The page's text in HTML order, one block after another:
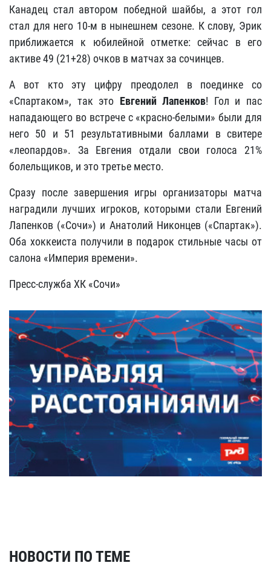
Канадец стал автором победной шайбы, а этот гол
стал для него 10-м в нынешнем сезоне. К слову, Эрик
приближается к юбилейной отметке: сейчас в его
активе 49 (21+28) очков в матчах за сочинцев.
А вот кто эту цифру преодолел в поединке со
«Спартаком», так это Евгений Лапенков! Гол и пас
нападающего во встрече с «красно-белыми» были для
него 50 и 51 результативными баллами в свитере
«леопардов». За Евгения отдали свои голоса 21%
болельщиков, и это третье место.
Сразу после завершения игры организаторы матча
наградили лучших игроков, которыми стали Евгений
Лапенков («Сочи») и Анатолий Никонцев («Спартак»).
Оба хоккеиста получили в подарок стильные часы от
салона «Империя времени».
Пресс-служба ХК «Сочи»
НОВОСТИ ПО ТЕМЕ